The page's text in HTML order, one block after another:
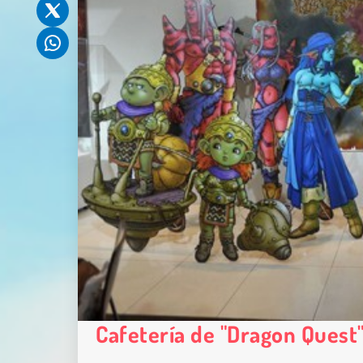
Cafetería de "Dragon